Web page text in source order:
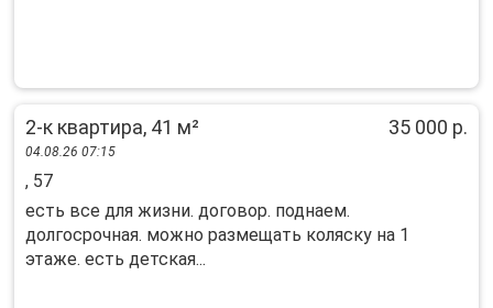
2-к квартира, 41 м² 35 000 р.
04.08.26 07:15
, 57
есть все для жизни. договор. поднаем.
долгосрочная. можно размещать коляску на 1
этаже. есть детская...